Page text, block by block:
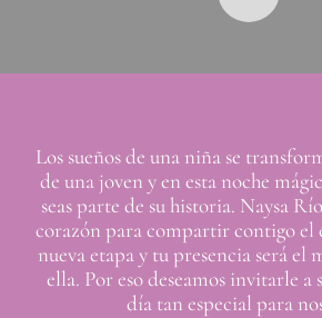
Los sueños de una niña se
de una joven y en esta noche
seas parte de su historia. Naysa
corazón para compartir contigo el
nueva etapa y tu presencia será el
ella. Por eso deseamos invitarle a
día tan especial para